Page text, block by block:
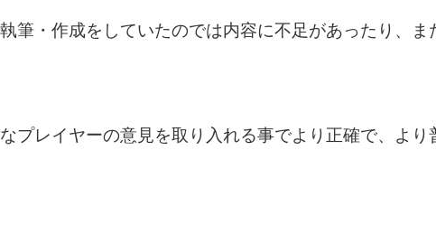
筆・作成をしていたのでは内容に不足があったり、ま
プレイヤーの意見を取り入れる事でより正確で、よ